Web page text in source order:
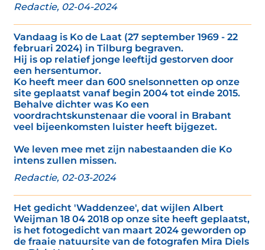
Redactie, 02-04-2024
Vandaag is Ko de Laat (27 september 1969 - 22
februari 2024) in Tilburg begraven.
Hij is op relatief jonge leeftijd gestorven door
een hersentumor.
Ko heeft meer dan 600 snelsonnetten op onze
site geplaatst vanaf begin 2004 tot einde 2015.
Behalve dichter was Ko een
voordrachtskunstenaar die vooral in Brabant
veel bijeenkomsten luister heeft bijgezet.
We leven mee met zijn nabestaanden die Ko
intens zullen missen.
Redactie, 02-03-2024
Het gedicht 'Waddenzee', dat wijlen Albert
Weijman 18 04 2018 op onze site heeft geplaatst,
is het fotogedicht van maart 2024 geworden op
de fraaie natuursite van de fotografen Mira Diels